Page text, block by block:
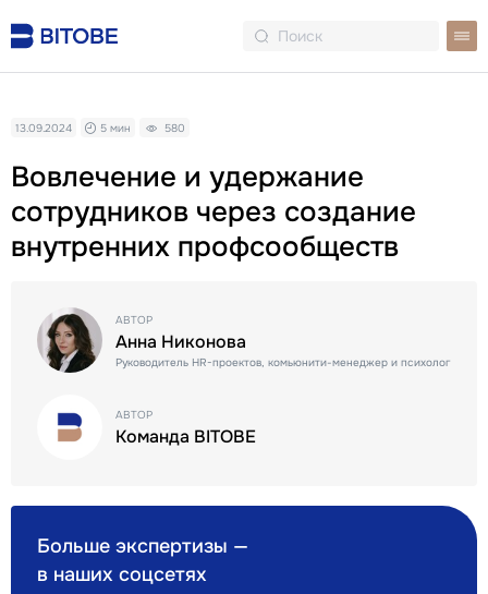
Вовлечение и удержание
сотрудников через создание
внутренних профсообществ
13.09.2024 5 мин 580
Больше экспертизы —
в наших соцсетях
АВТОР
Анна Никонова
Руководитель HR-проектов, комьюнити-менеджер и психолог
АВТОР
Команда BITOBE